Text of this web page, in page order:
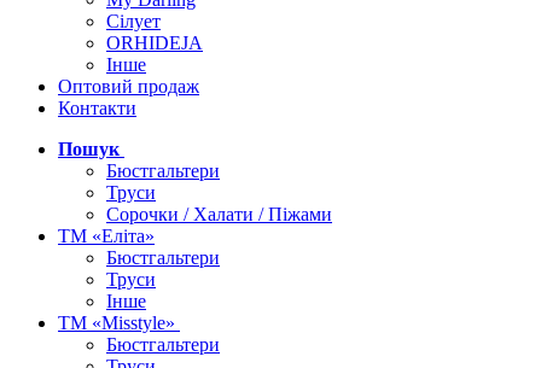
Сілует
ORHIDEJA
Інше
Оптовий продаж
Контакти
Пошук
Бюстгальтери
Труси
Сорочки / Халати / Піжами
ТМ «Еліта»
Бюстгальтери
Труси
Інше
ТМ «Misstyle»
Бюстгальтери